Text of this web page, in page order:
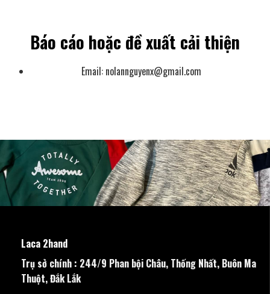
Báo cáo hoặc đề xuất cải thiện
Email: nolannguyenx@gmail.com
Laca 2hand
Trụ sở chính : 244/9 Phan bội Châu, Thống Nhất, Buôn Ma
Thuột, Đắk Lắk